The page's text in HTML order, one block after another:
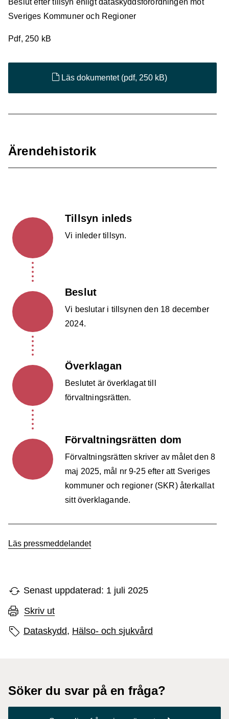
Beslut efter tillsyn enligt dataskyddsförordningen mot
Sveriges Kommuner och Regioner
Pdf, 250 kB
Läs dokumentet (pdf, 250 kB)
Ärendehistorik
Tillsyn inleds
Vi inleder tillsyn.
Beslut
Vi beslutar i tillsynen den 18 december
2024.
Överklagan
Beslutet är överklagat till
förvaltningsrätten.
Förvaltningsrätten dom
Förvaltningsrätten skriver av målet den 8
maj 2025, mål nr 9-25 efter att Sveriges
kommuner och regioner (SKR) återkallat
sitt överklagande.
Läs pressmeddelandet
Senast uppdaterad: 1 juli 2025
Skriv ut
Sidans etiketter
Dataskydd, Hälso- och sjukvård
Söker du svar på en fråga?